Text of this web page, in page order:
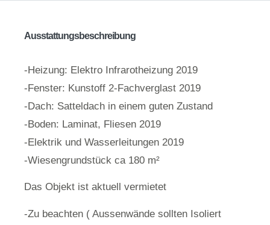
Ausstattungsbeschreibung
-Heizung: Elektro Infrarotheizung 2019
-Fenster: Kunstoff 2-Fachverglast 2019
-Dach: Satteldach in einem guten Zustand
-Boden: Laminat, Fliesen 2019
-Elektrik und Wasserleitungen 2019
-Wiesengrundstück ca 180 m²
Das Objekt ist aktuell vermietet
-Zu beachten ( Aussenwände sollten Isoliert